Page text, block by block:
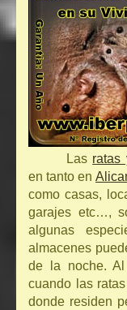
Las ratas
en tanto en
como casas,
garajes etc…,
algunas
almacenes
de la noche. Al
cuando las
donde residen